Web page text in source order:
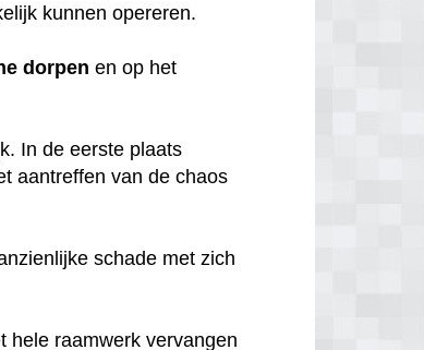
kunnen opereren.
dorpen en op het
In de eerste plaats
aantreffen van de chaos
schade met zich
hele raamwerk vervangen